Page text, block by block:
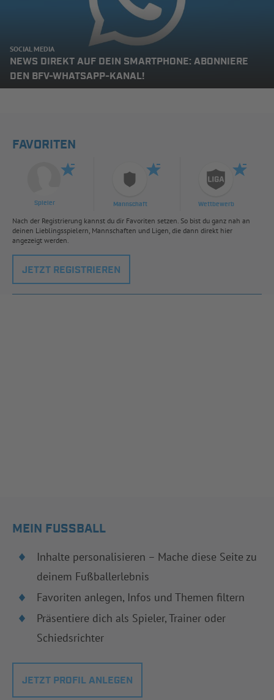
SOCIAL MEDIA
NEWS DIREKT AUF DEIN SMARTPHONE: ABONNIERE
DEN BFV-WHATSAPP-KANAL!
FAVORITEN
Spieler Mannschaft Wettbewerb
Nach der Registrierung kannst du dir Favoriten setzen. So bist du ganz nah an
deinen Lieblingsspielern, Mannschaften und Ligen, die dann direkt hier
angezeigt werden.
JETZT REGISTRIEREN
MEIN FUSSBALL
Inhalte personalisieren – Mache diese Seite zu
deinem Fußballerlebnis
Favoriten anlegen, Infos und Themen filtern
Präsentiere dich als Spieler, Trainer oder
Schiedsrichter
JETZT PROFIL ANLEGEN